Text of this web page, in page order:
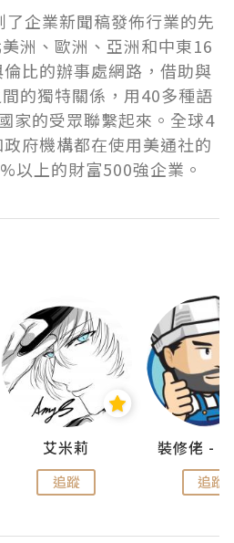
企業新聞稿發佈行業的先
洲、歐洲、亞洲和中東16
比的辦事處網路，借助與
的獨特關係，用40多種語
家的受眾聯繫起來。全球4
府機構都在使用美通社的
以上的財富500強企業。
艾米莉
追蹤 追蹤